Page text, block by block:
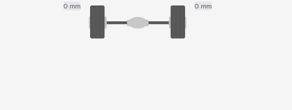
0 mm
0 mm